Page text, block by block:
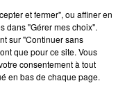
la clinique qui a
ses
et fermer", ou affiner en
dans "Gérer mes choix".
sur "Continuer sans
que pour ce site. Vous
consentement à tout
en bas de chaque page.